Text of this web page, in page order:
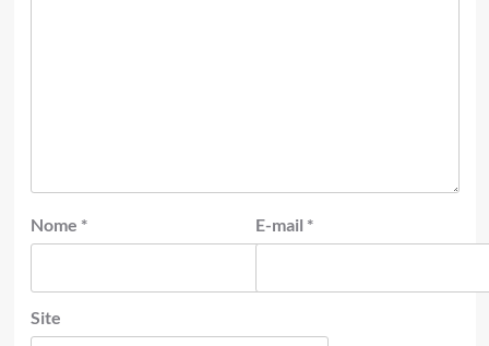
Nome * E-mail *
Site